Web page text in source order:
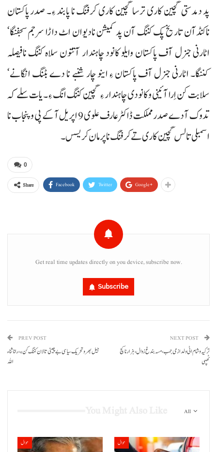
پد دمدستی گچین کاری ترسا گچین کاری کرفنگ نا پابند ءِ۔ صدر پاکستان
ناکنڈآن تاریخ پک کننگ آن پد کمیشن نادیوان اٹ داڑا سرجم سجفنگا‘
اٹارنی جنرل آف پاکستان وایلو کانود چاہندار آتتون سلاہ کننگ نافیصلہ
کننگا۔ اٹارنی جنرل آف پاکستان ءِ اینو چار شنبے نا دے بٹنگ انگانے‘
سلابت کن اِرا آئینی وکانودی چاہندار ءِ گچین کننگ انگ ءِ۔ یات سلے کہ
تدوک آ دے صدر مملکت ڈاکٹر عارف علوی 9 اپریل آ کے پی و پنجاب نا
اسمبلی تا لس گچین کاری تے کرفنگ نا پرمان کریسس۔
0
Share Facebook Twitter Google+
Get real time updates directly on you device, subscribe now.
Subscribe
PREV POST
جیل بھرو تحریک سیاسی بے چیٹی تالان کننگ کن ءِ، رانا ثناء
اللہ
NEXT POST
ترکیہ و شام اٹی ولدا زمی جمب، مسہ بندغ زوال، ہزار نا کچ
ٹھپی
All
حوال حوال